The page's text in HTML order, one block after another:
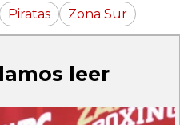
Piratas Zona Sur
leer